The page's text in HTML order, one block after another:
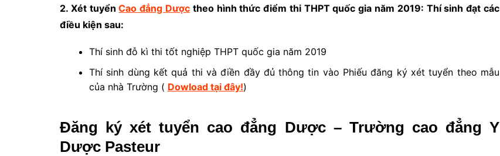
2. Xét tuyểnCao đẳng Dượctheo hình thức điểm thi THPT quốc gia năm 2019: Thí sinh đạt các
điều kiện sau:
Thí sinh đỗ kì thi tốt nghiệp THPT quốc gia năm 2019
Thí sinh dùng kết quả thi và điền đầy đủ thông tin vào Phiếu đăng ký xét tuyển theo mẫu
của nhà Trường ( Dowload tại đây!)
Đăng ký xét tuyển cao đẳng Dược – Trường cao đẳng Y
Dược Pasteur